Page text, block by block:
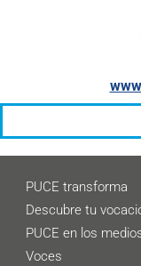
PUCE transforma
Descubre tu
PUCE en los
Voces